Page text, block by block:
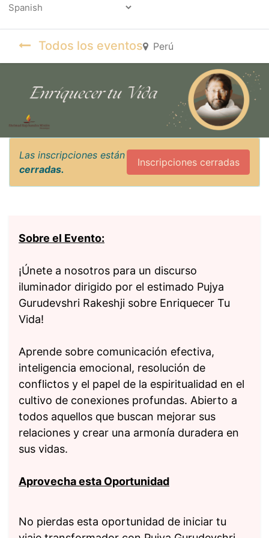
Todos los eventos Perú
Las inscripciones están
cerradas.
Inscripciones cerradas
Sobre el Evento:
¡Únete a nosotros para un discurso
iluminador dirigido por el estimado Pujya
Gurudevshri Rakeshji sobre Enriquecer Tu
Vida!
Aprende sobre comunicación efectiva,
inteligencia emocional, resolución de
conflictos y el papel de la espiritualidad en el
cultivo de conexiones profundas. Abierto a
todos aquellos que buscan mejorar sus
relaciones y crear una armonía duradera en
sus vidas.
Aprovecha esta Oportunidad
No pierdas esta oportunidad de iniciar tu